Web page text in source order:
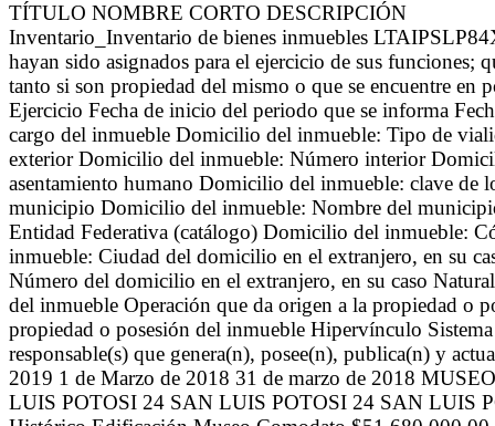
TÍTULO NOMBRE CORTO DESCRIPCIÓN
Inventario_Inventario de bienes inmuebles
hayan sido asignados para el ejercicio de sus
tanto si son propiedad del mismo o que se encuentre en
Ejercicio Fecha de inicio del periodo que se informa
cargo del inmueble Domicilio del inmueble: Tipo de
exterior Domicilio del inmueble: Número interior
asentamiento humano Domicilio del inmueble: clave
municipio Domicilio del inmueble: Nombre del
Entidad Federativa (catálogo) Domicilio del inmueble:
inmueble: Ciudad del domicilio en el extranjero, en su
Número del domicilio en el extranjero, en su caso
del inmueble Operación que da origen a la propiedad o
propiedad o posesión del inmueble Hipervínculo
responsable(s) que genera(n), posee(n), publica(n) y
2019 1 de Marzo de 2018 31 de marzo de 2018
LUIS POTOSI 24 SAN LUIS POTOSI 24 SAN LUIS